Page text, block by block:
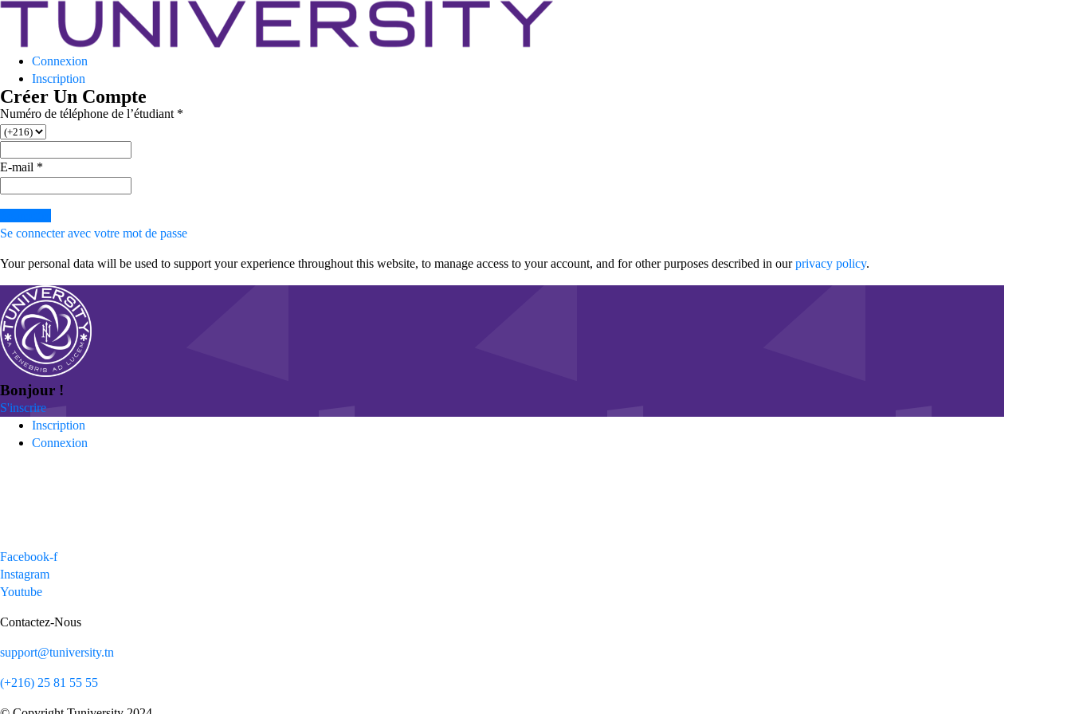
Tuniversity
La Prépa c’est Tuniversity
Connexion
Inscription
Créer Un Compte
Numéro de téléphone de l’étudiant *
E-mail *
Se connecter avec votre mot de passe
Your personal data will be used to support your experience throughout this website, to manage access to your account, and for other purposes described in ourprivacy policy.
Bonjour !
S'inscrire
Inscription
Connexion
Facebook-f
Instagram
Youtube
Contactez-Nous
support@tuniversity.tn
(+216) 25 81 55 55